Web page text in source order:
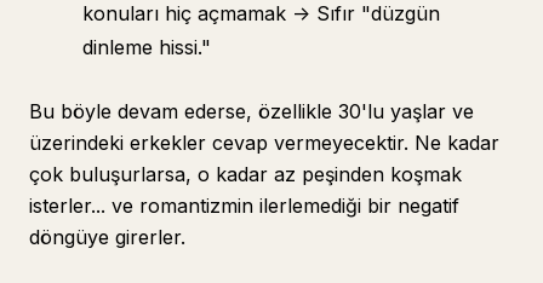
konuları hiç açmamak -> Sıfır "düzgün
dinleme hissi."
Bu böyle devam ederse, özellikle 30'lu yaşlar ve
üzerindeki erkekler cevap vermeyecektir. Ne kadar
çok buluşurlarsa, o kadar az peşinden koşmak
isterler... ve romantizmin ilerlemediği bir negatif
döngüye girerler.